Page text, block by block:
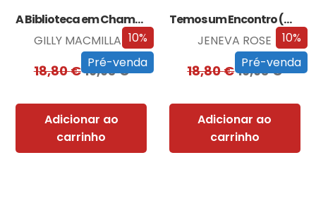
10%
Pré-venda
A Biblioteca em Chamas
GILLY MACMILLAN
18,80€16,93€
Adicionar ao
carrinho
10%
Pré-venda
Temos um Encontro (Outra Vez)
JENEVA ROSE
18,80€16,93€
Adicionar ao
carrinho